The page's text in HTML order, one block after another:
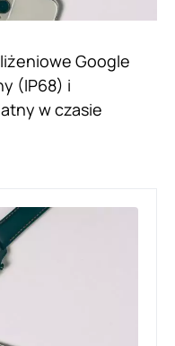
Google
(IP68) i
w czasie